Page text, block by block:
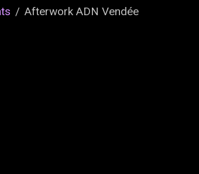
Afterwork ADN Vendée